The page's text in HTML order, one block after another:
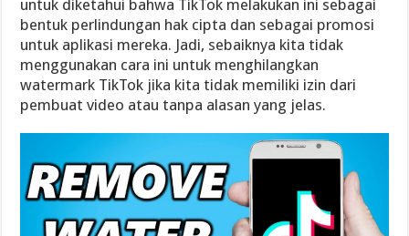
untuk diketahui bahwa TikTok melakukan ini sebagai
bentuk perlindungan hak cipta dan sebagai promosi
untuk aplikasi mereka. Jadi, sebaiknya kita tidak
menggunakan cara ini untuk menghilangkan
watermark TikTok jika kita tidak memiliki izin dari
pembuat video atau tanpa alasan yang jelas.